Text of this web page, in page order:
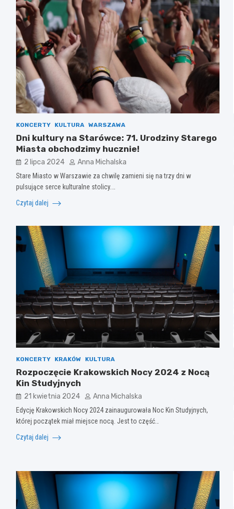
KONCERTY KULTURA WARSZAWA
Dni kultury na Starówce: 71. Urodziny Starego
Miasta obchodzimy hucznie!
2 lipca 2024 Anna Michalska
Stare Miasto w Warszawie za chwilę zamieni się na trzy dni w
pulsujące serce kulturalne stolicy.…
Czytaj dalej
KONCERTY KRAKÓW KULTURA
Rozpoczęcie Krakowskich Nocy 2024 z Nocą
Kin Studyjnych
21 kwietnia 2024 Anna Michalska
Edycję Krakowskich Nocy 2024 zainaugurowała Noc Kin Studyjnych,
której początek miał miejsce nocą. Jest to część…
Czytaj dalej